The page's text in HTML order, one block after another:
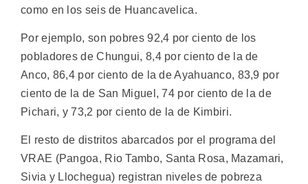
como en los seis de Huancavelica.
Por ejemplo, son pobres 92,4 por ciento de los
pobladores de Chungui, 8,4 por ciento de la de
Anco, 86,4 por ciento de la de Ayahuanco, 83,9 por
ciento de la de San Miguel, 74 por ciento de la de
Pichari, y 73,2 por ciento de la de Kimbiri.
El resto de distritos abarcados por el programa del
VRAE (Pangoa, Rio Tambo, Santa Rosa, Mazamari,
Sivia y Llochegua) registran niveles de pobreza